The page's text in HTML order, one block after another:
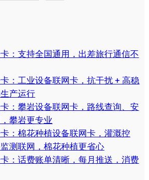
：支持全国通用，出差旅行通信不
：工业设备联网卡，抗干扰 + 高稳
产运行
：攀岩设备联网卡，路线查询、安
攀岩更专业
：棉花种植设备联网卡，灌溉控
测联网，棉花种植更省心
：话费账单清晰，每月推送，消费